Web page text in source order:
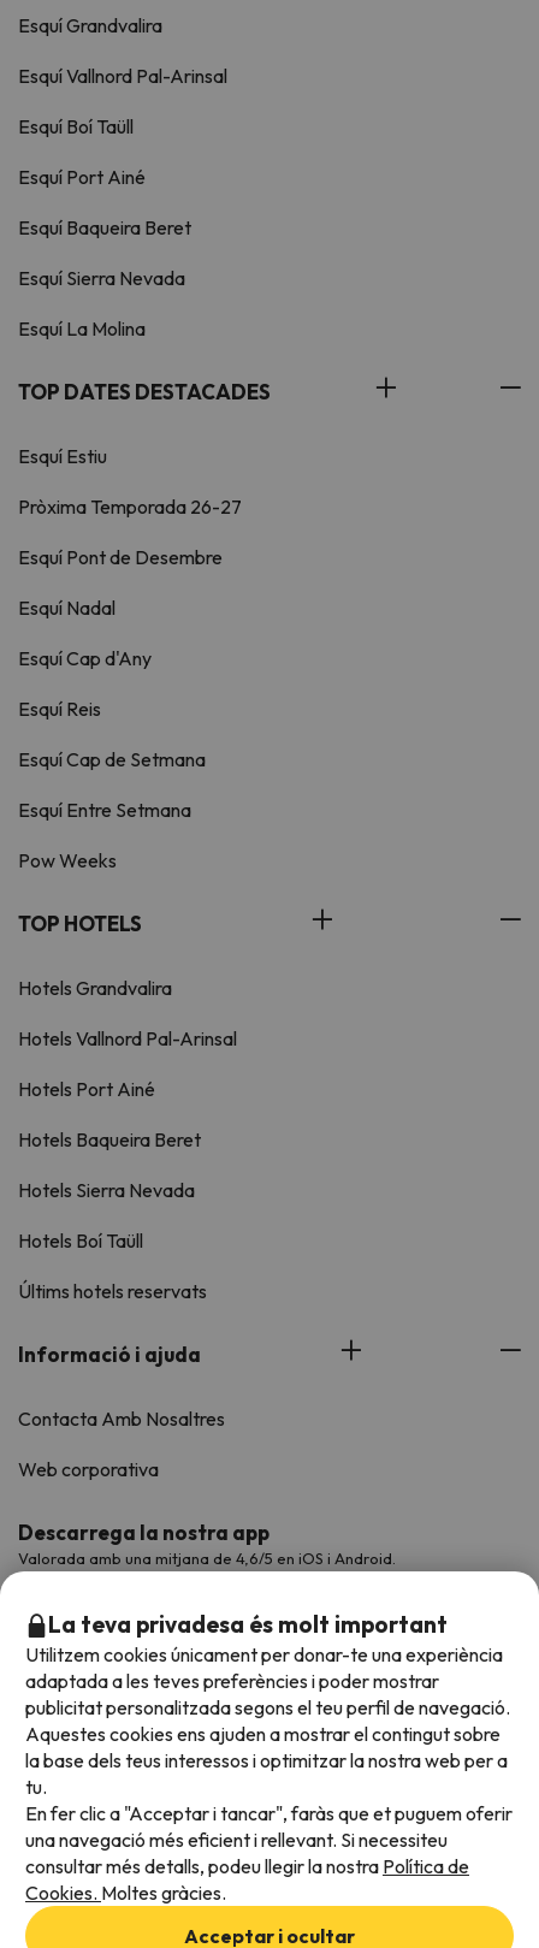
Esquí Grandvalira
Esquí Vallnord Pal-Arinsal
Esquí Boí Taüll
Esquí Port Ainé
Esquí Baqueira Beret
Esquí Sierra Nevada
Esquí La Molina
TOP DATES DESTACADES
Esquí Estiu
Pròxima Temporada 26-27
Esquí Pont de Desembre
Esquí Nadal
Esquí Cap d'Any
Esquí Reis
Esquí Cap de Setmana
Esquí Entre Setmana
Pow Weeks
TOP HOTELS
Hotels Grandvalira
Hotels Vallnord Pal-Arinsal
Hotels Port Ainé
Hotels Baqueira Beret
Hotels Sierra Nevada
Hotels Boí Taüll
Últims hotels reservats
Informació i ajuda
Contacta Amb Nosaltres
Web corporativa
Descarrega la nostra app
Valorada amb una mitjana de 4,6/5 en iOS i Android.
Acceptem
Condicions generals
La teva privadesa és molt important
Utilitzem cookies únicament per donar-te una experiència
adaptada a les teves preferències i poder mostrar
publicitat personalitzada segons el teu perfil de navegació.
Aquestes cookies ens ajuden a mostrar el contingut sobre
la base dels teus interessos i optimitzar la nostra web per a
tu.
En fer clic a "Acceptar i tancar", faràs que et puguem oferir
una navegació més eficient i rellevant. Si necessiteu
consultar més detalls, podeu llegir la nostra Política de
Cookies. Moltes gràcies.
Acceptar i ocultar